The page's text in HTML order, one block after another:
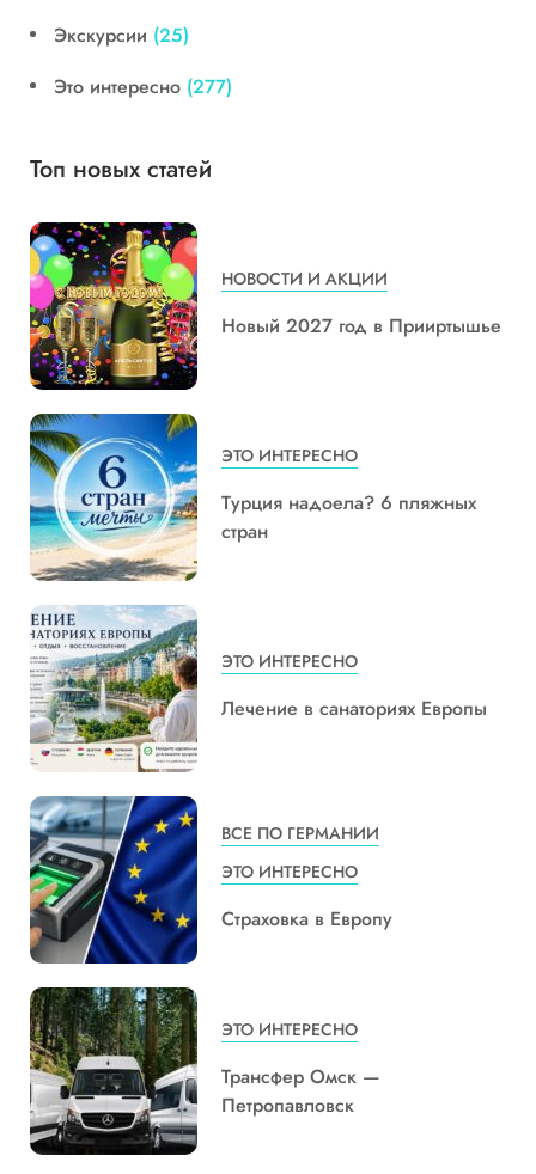
Экскурсии (25)
Это интересно (277)
Топ новых статей
НОВОСТИ И АКЦИИ
Новый 2027 год в Прииртышье
ЭТО ИНТЕРЕСНО
Турция надоела? 6 пляжных
стран
ЭТО ИНТЕРЕСНО
Лечение в санаториях Европы
ВСЕ ПО ГЕРМАНИИ
ЭТО ИНТЕРЕСНО
Страховка в Европу
ЭТО ИНТЕРЕСНО
Трансфер Омск —
Петропавловск